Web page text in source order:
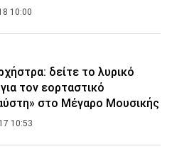
10:00
δείτε το λυρικό
τον εορταστικό
στο Μέγαρο Μουσικής
10:53